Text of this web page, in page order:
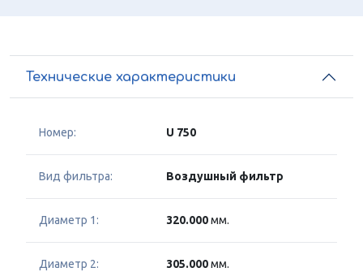
Технические характеристики
Номер: U 750
Вид фильтра: Воздушный фильтр
Диаметр 1: 320.000мм.
Диаметр 2: 305.000мм.